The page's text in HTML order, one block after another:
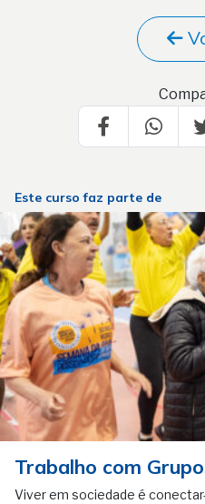
Este curso faz parte de
Trabalho com
Viver em sociedade é